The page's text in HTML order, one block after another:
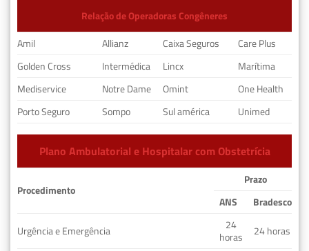
Relação de Operadoras Congêneres
Amil
Allianz Caixa Seguros
Care Plus
Golden Cross
Intermédica Lincx
Marítima
Mediservice
Notre Dame Omint
One Health
Porto Seguro
Sompo Sul américa Unimed
Plano Ambulatorial e Hospitalar com Obstetrícia
Procedimento
Prazo
ANS
Bradesco
Urgência e Emergência
24
horas
24 horas